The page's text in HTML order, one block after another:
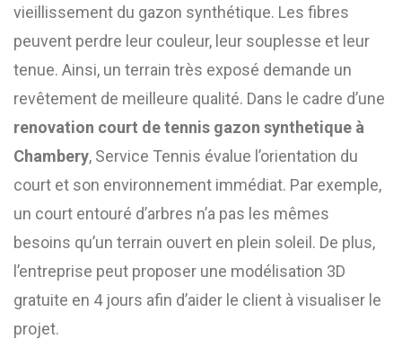
vieillissement du gazon synthétique. Les fibres
peuvent perdre leur couleur, leur souplesse et leur
tenue. Ainsi, un terrain très exposé demande un
revêtement de meilleure qualité. Dans le cadre d’une
renovation court de tennis gazon synthetique à
Chambery, Service Tennis évalue l’orientation du
court et son environnement immédiat. Par exemple,
un court entouré d’arbres n’a pas les mêmes
besoins qu’un terrain ouvert en plein soleil. De plus,
l’entreprise peut proposer une modélisation 3D
gratuite en 4 jours afin d’aider le client à visualiser le
projet.